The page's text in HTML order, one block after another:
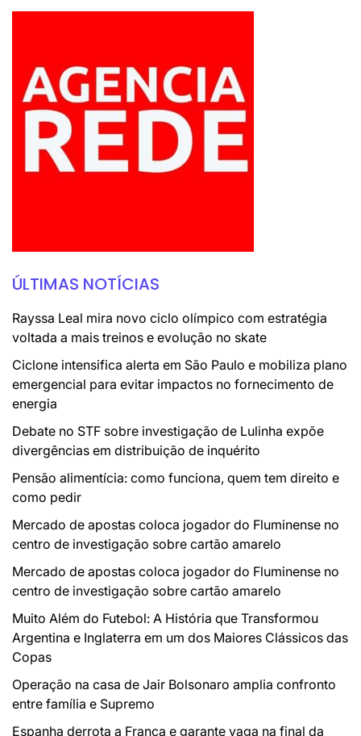
ÚLTIMAS NOTÍCIAS
Rayssa Leal mira novo ciclo olímpico com estratégia
voltada a mais treinos e evolução no skate
Ciclone intensifica alerta em São Paulo e mobiliza plano
emergencial para evitar impactos no fornecimento de
energia
Debate no STF sobre investigação de Lulinha expõe
divergências em distribuição de inquérito
Pensão alimentícia: como funciona, quem tem direito e
como pedir
Mercado de apostas coloca jogador do Fluminense no
centro de investigação sobre cartão amarelo
Mercado de apostas coloca jogador do Fluminense no
centro de investigação sobre cartão amarelo
Muito Além do Futebol: A História que Transformou
Argentina e Inglaterra em um dos Maiores Clássicos das
Copas
Operação na casa de Jair Bolsonaro amplia confronto
entre família e Supremo
Espanha derrota a França e garante vaga na final da